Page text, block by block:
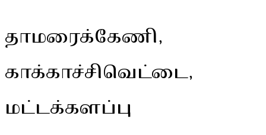
தாமரைக்கேணி,
காக்காச்சிவெட்டை,
மட்டக்களப்பு